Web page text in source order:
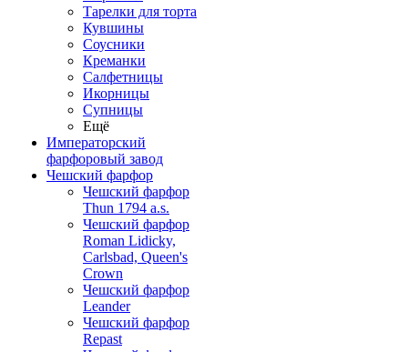
Тарелки для торта
Кувшины
Соусники
Креманки
Салфетницы
Икорницы
Супницы
Ещё
Императорский
фарфоровый завод
Чешский фарфор
Чешский фарфор
Thun 1794 a.s.
Чешский фарфор
Roman Lidicky,
Carlsbad, Queen's
Crown
Чешский фарфор
Leander
Чешский фарфор
Repast